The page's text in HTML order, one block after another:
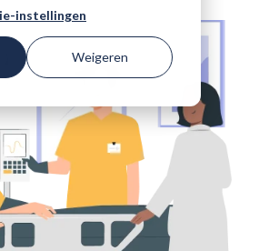
instellingen
Weigeren
Ga naar de
Sibi
Community
Demo
aanvragen
Ga naar de
Sibi
Community